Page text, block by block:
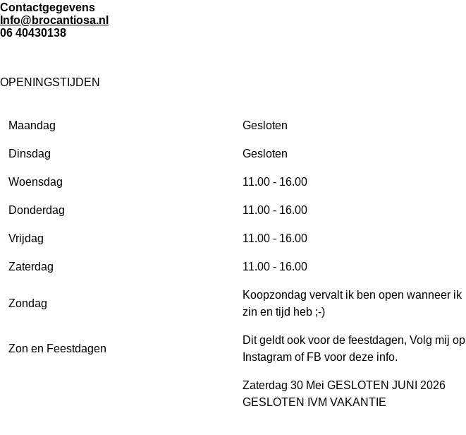
Contactgegevens
Info@brocantiosa.nl
06 40430138
OPENINGSTIJDEN
Maandag Gesloten
Dinsdag Gesloten
Woensdag 11.00 - 16.00
Donderdag 11.00 - 16.00
Vrijdag 11.00 - 16.00
Zaterdag 11.00 - 16.00
Zondag
Koopzondag vervalt ik ben open wanneer ik
zin en tijd heb ;-)
Zon en Feestdagen
Dit geldt ook voor de feestdagen, Volg mij op
Instagram of FB voor deze info.
Zaterdag 30 Mei GESLOTEN JUNI 2026
GESLOTEN IVM VAKANTIE